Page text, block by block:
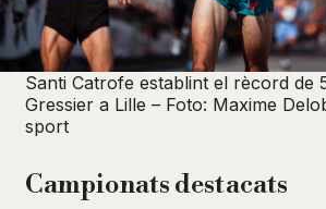
Santi Catrofe establint el rècord de
Gressier a Lille – Foto: Maxime
sport
Campionats destacats